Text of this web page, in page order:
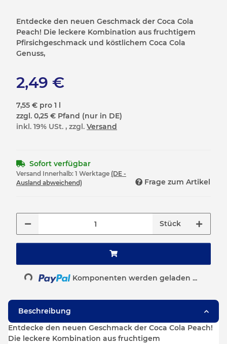
Entdecke den neuen Geschmack der Coca Cola
Peach! Die leckere Kombination aus fruchtigem
Pfirsichgeschmack und köstlichem Coca Cola
Genuss,
2,49 €
7,55 € pro 1 l
zzgl. 0,25 € Pfand (nur in DE)
inkl. 19% USt. , zzgl. Versand
Sofort verfügbar
Versand Innerhalb: 1 Werktage (DE -
Ausland abweichend)
Frage zum Artikel
Stück
Loading... Komponenten werden geladen ...
Beschreibung
Entdecke den neuen Geschmack der Coca Cola Peach!
Die leckere Kombination aus fruchtigem